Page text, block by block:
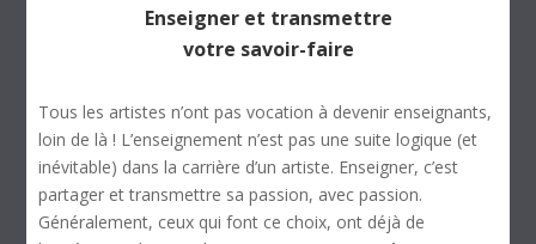
Enseigner et transmettre
votre savoir-faire
Tous les artistes n’ont pas vocation à devenir enseignants,
loin de là ! L’enseignement n’est pas une suite logique (et
inévitable) dans la carrière d’un artiste. Enseigner, c’est
partager et transmettre sa passion, avec passion.
Généralement, ceux qui font ce choix, ont déjà de